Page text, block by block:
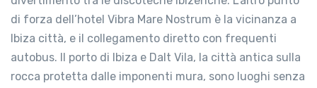
di forza dell’hotel Vibra Mare Nostrum è la vicinanza a
Ibiza città, e il collegamento diretto con frequenti
autobus. Il porto di Ibiza e Dalt Vila, la città antica sulla
rocca protetta dalle imponenti mura, sono luoghi senza